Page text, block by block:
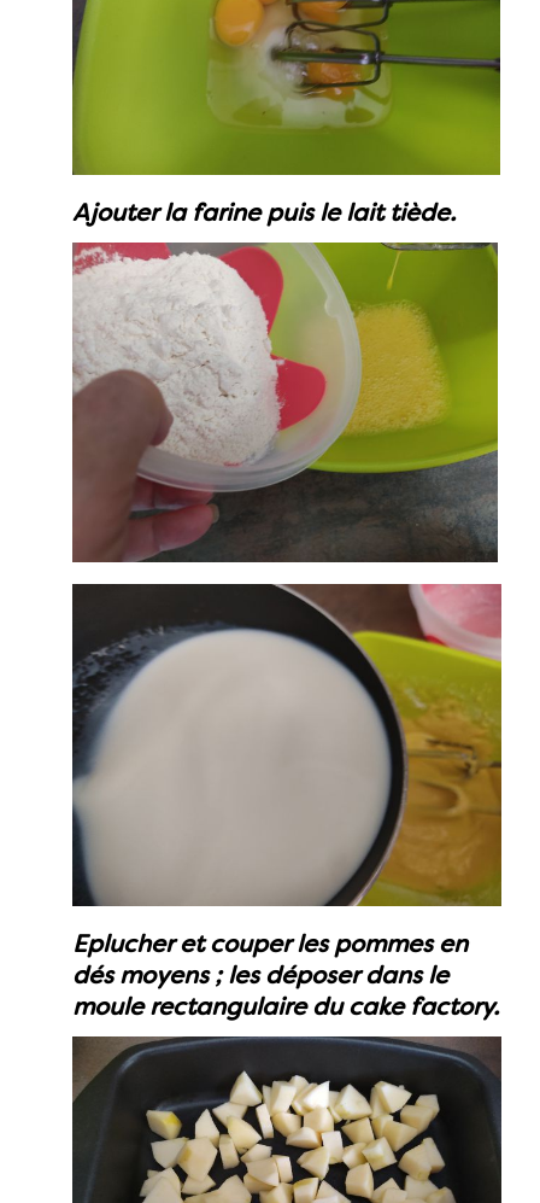
Ajouter la farine puis le lait tiède.
Eplucher et couper les pommes en
dés moyens ; les déposer dans le
moule rectangulaire du cake factory.